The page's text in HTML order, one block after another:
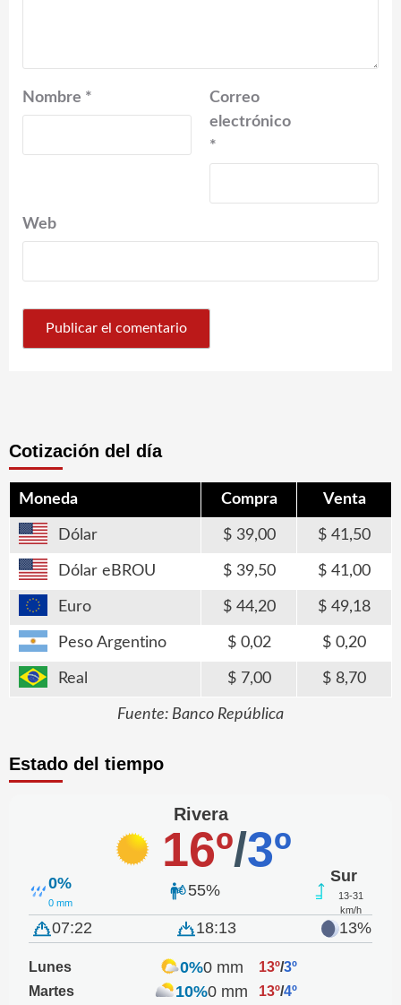
Nombre *
Correo
electrónico
*
Web
Cotización del día
Moneda Compra Venta
Dólar 39,00 41,50
Dólar eBROU 39,50 41,00
Euro 44,20 49,18
Peso Argentino 0,02 0,20
Real 7,00 8,70
Fuente: Banco República
Estado del tiempo
Rivera
16º/3º
0%
0 mm
55%
Sur
13-31
km/h
07:22 18:13 13%
Lunes 0%0 mm 13º/3º
Martes
10%0 mm 13º/4º